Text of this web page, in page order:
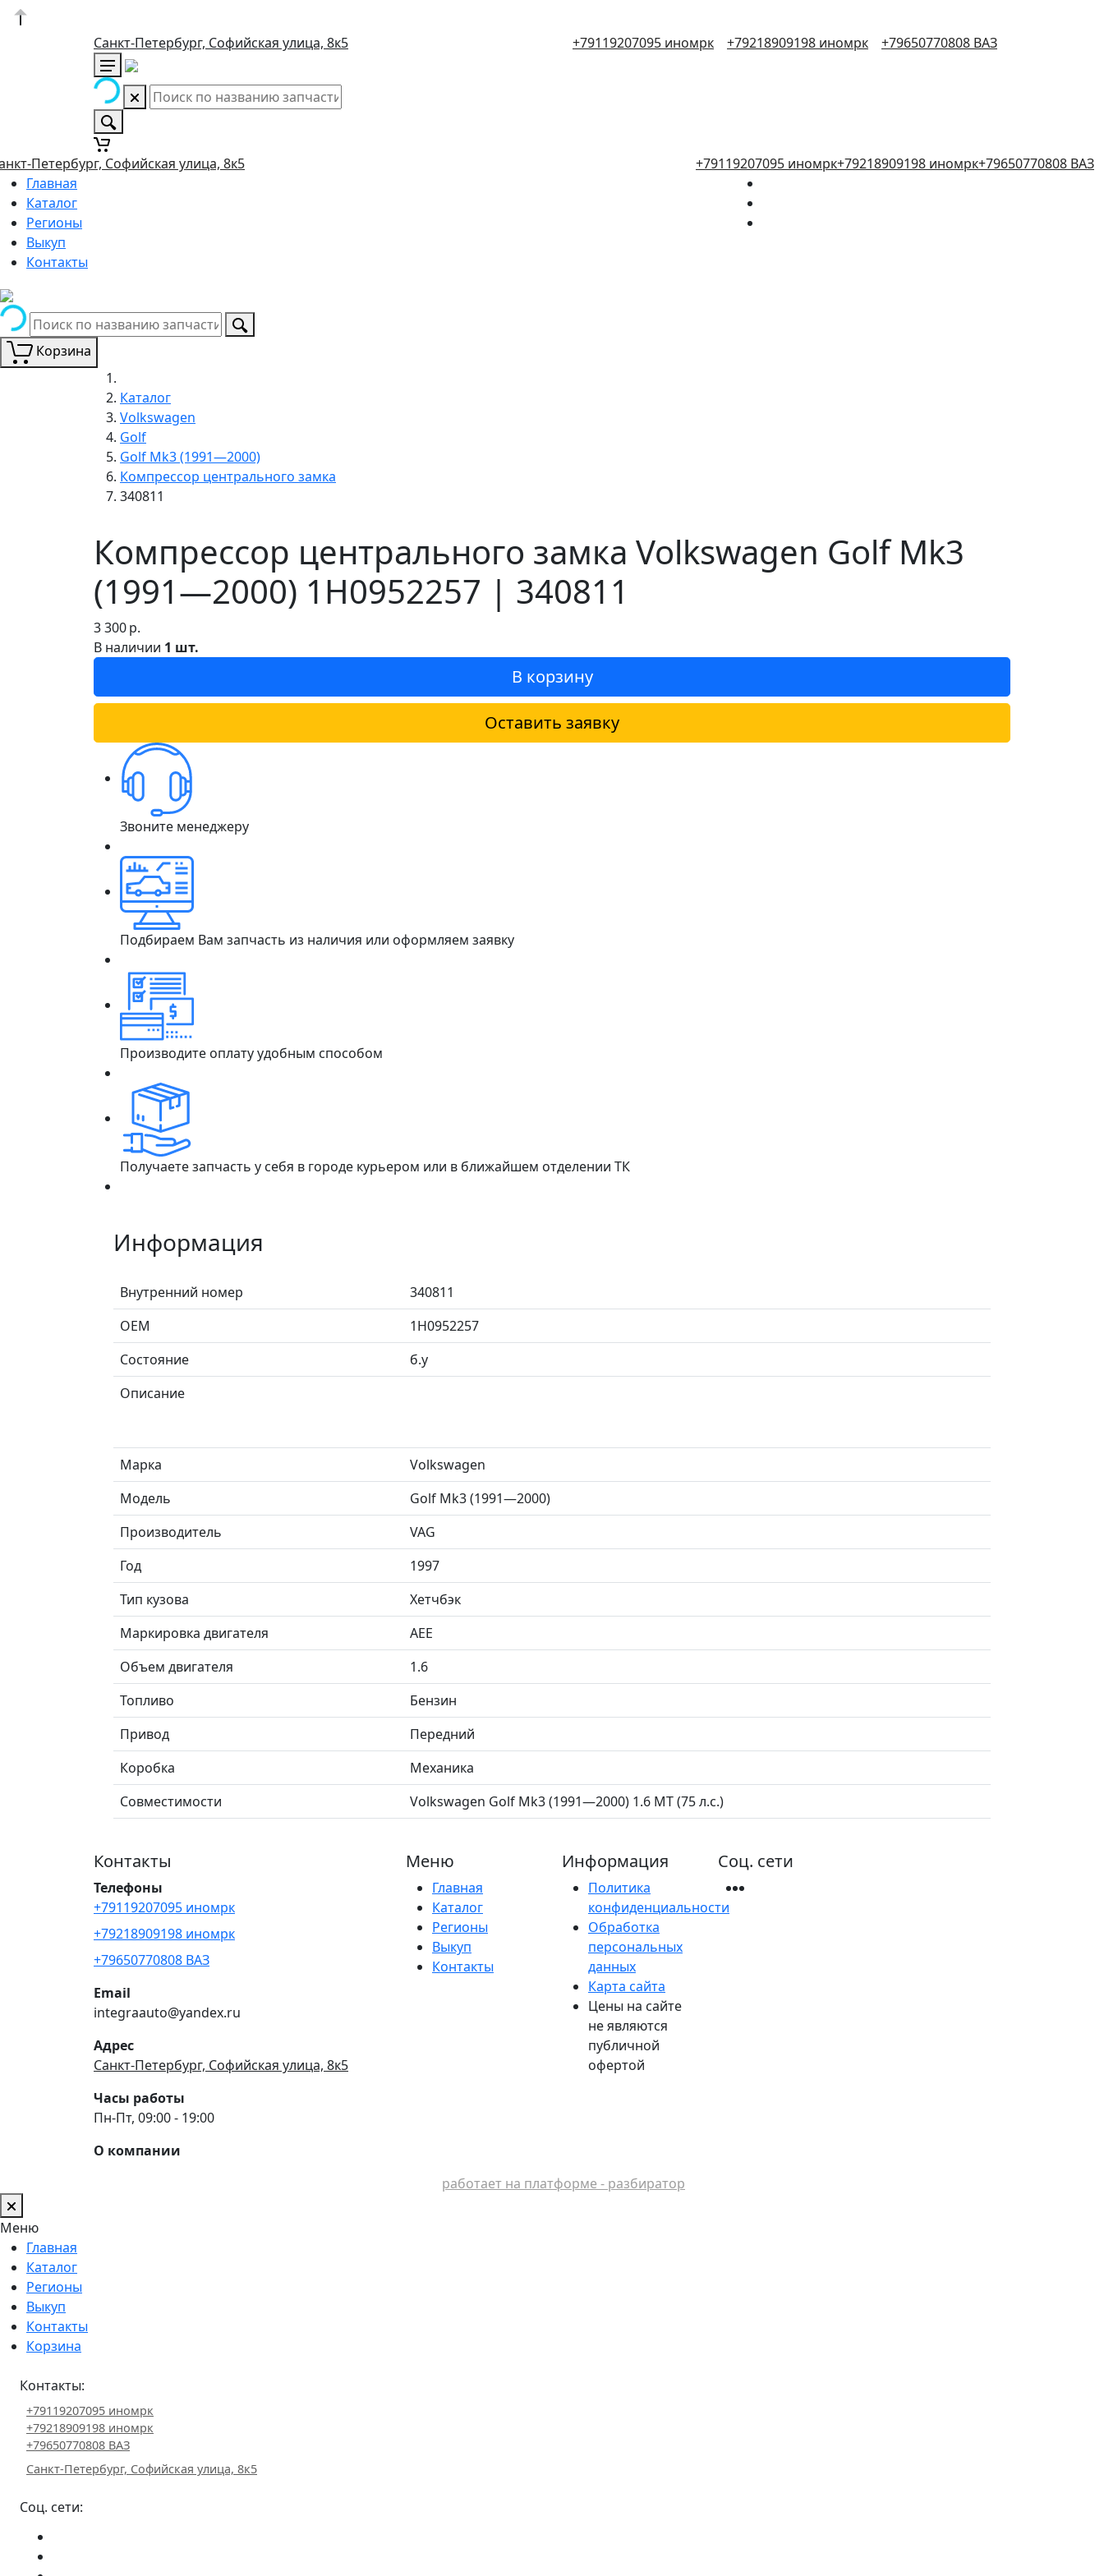
Санкт-Петербург, Софийская улица, 8к5 +79119207095 иномрк +79218909198 иномрк +79650770808 ВАЗ
Петербург, Софийская улица, 8к5 +79119207095 иномрк+79218909198 иномрк+79650770808 ВАЗ
Главная
Каталог
Регионы
Выкуп
Контакты
Корзина
Каталог
Volkswagen
Golf
Golf Mk3 (1991—2000)
Компрессор центрального замка
340811
Компрессор центрального замка Volkswagen Golf Mk3
(1991—2000) 1H0952257 | 340811
3 300р.
В наличии 1 шт.
В корзину
Оставить заявку
Звоните менеджеру
Подбираем Вам запчасть из наличия или оформляем заявку
Производите оплату удобным способом
Получаете запчасть у себя в городе курьером или в ближайшем отделении ТК
Информация
Внутренний номер
340811
ОЕМ
1H0952257
Состояние
б.у
Описание
Марка
Volkswagen
Модель
Golf Mk3 (1991—2000)
Производитель
VAG
Год
1997
Тип кузова
Хетчбэк
Маркировка двигателя
AEE
Объем двигателя
1.6
Топливо
Бензин
Привод
Передний
Коробка
Механика
Совместимости
Volkswagen Golf Mk3 (1991—2000) 1.6 MT (75 л.с.)
Контакты
Телефоны
+79119207095 иномрк
+79218909198 иномрк
+79650770808 ВАЗ
Email
integraauto@yandex.ru
Адрес
Санкт-Петербург, Софийская улица, 8к5
Часы работы
Пн-Пт, 09:00 - 19:00
О компании
Меню
Главная
Каталог
Регионы
Выкуп
Контакты
Информация
Политика
конфиденциальности
Обработка
персональных
данных
Карта сайта
Цены на сайте
не являются
публичной
офертой
Соц. сети
работает на платформе - разбиратор
Меню
Главная
Каталог
Регионы
Выкуп
Контакты
Корзина
Контакты:
+79119207095 иномрк
+79218909198 иномрк
+79650770808 ВАЗ
Санкт-Петербург, Софийская улица, 8к5
Соц. сети: